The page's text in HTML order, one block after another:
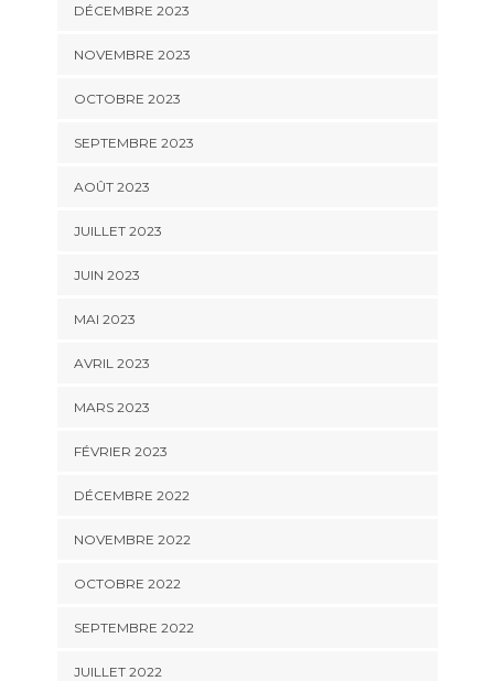
DÉCEMBRE 2023
NOVEMBRE 2023
OCTOBRE 2023
SEPTEMBRE 2023
AOÛT 2023
JUILLET 2023
JUIN 2023
MAI 2023
AVRIL 2023
MARS 2023
FÉVRIER 2023
DÉCEMBRE 2022
NOVEMBRE 2022
OCTOBRE 2022
SEPTEMBRE 2022
JUILLET 2022